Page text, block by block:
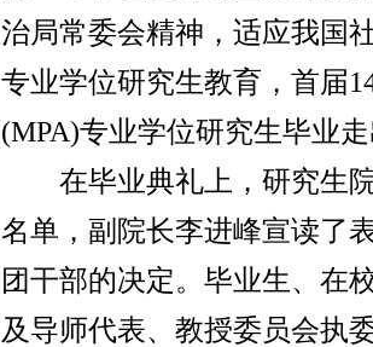
治局常委会精神，适应我国
专业学位研究生教育，首届
(MPA)专业学位研究生毕业
在毕业典礼上，研究生院
名单，副院长李进峰宣读了
团干部的决定。毕业生、在
及导师代表、教授委员会执